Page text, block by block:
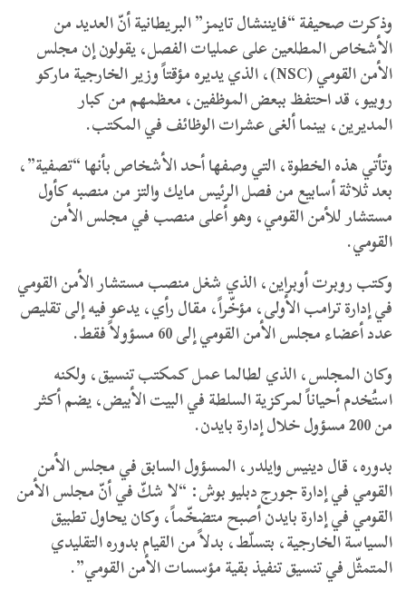
وذكرت صحيفة “فايننشال تايمز” البريطانية أنّ العديد من
الأشخاص المطلعين على عمليات الفصل، يقولون إن مجلس
الأمن القومي (NSC)، الذي يديره مؤقتاً وزير الخارجية ماركو
روبيو، قد احتفظ ببعض الموظفين، معظمهم من كبار
المديرين، بينما ألغى عشرات الوظائف في المكتب.
وتأتي هذه الخطوة، التي وصفها أحد الأشخاص بأنها “تصفية”،
بعد ثلاثة أسابيع من فصل الرئيس مايك والتز من منصبه كأول
مستشار للأمن القومي، وهو أعلى منصب في مجلس الأمن
القومي.
وكتب روبرت أوبراين، الذي شغل منصب مستشار الأمن القومي
في إدارة ترامب الأولى، مؤخّراً، مقال رأي، يدعو فيه إلى تقليص
عدد أعضاء مجلس الأمن القومي إلى 60 مسؤولاً فقط.
وكان المجلس، الذي لطالما عمل كمكتب تنسيق، ولكنه
استُخدم أحياناً لمركزية السلطة في البيت الأبيض، يضم أكثر
من 200 مسؤول خلال إدارة بايدن.
بدوره، قال دينيس وايلدر، المسؤول السابق في مجلس الأمن
القومي في إدارة جورج دبليو بوش: “لا شكّ في أنّ مجلس الأمن
القومي في إدارة بايدن أصبح متضخّماً، وكان يحاول تطبيق
السياسة الخارجية، بتسلّط، بدلاً من القيام بدوره التقليدي
المتمثّل في تنسيق تنفيذ بقية مؤسسات الأمن القومي”.